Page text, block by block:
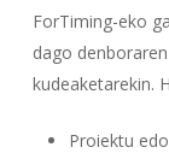
ForTiming-eko
dago
kudeaketarekin.
Proiektu